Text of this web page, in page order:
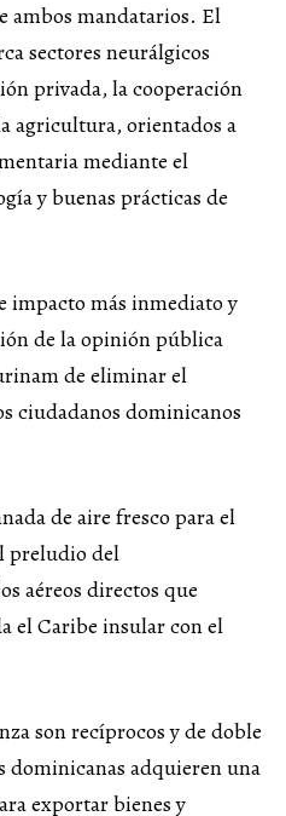
ambos mandatarios. El
sectores neurálgicos
privada, la cooperación
agricultura, orientados a
mediante el
y buenas prácticas de
impacto más inmediato y
de la opinión pública
de eliminar el
ciudadanos dominicanos
de aire fresco para el
preludio del
aéreos directos que
el Caribe insular con el
son recíprocos y de doble
dominicanas adquieren una
exportar bienes y